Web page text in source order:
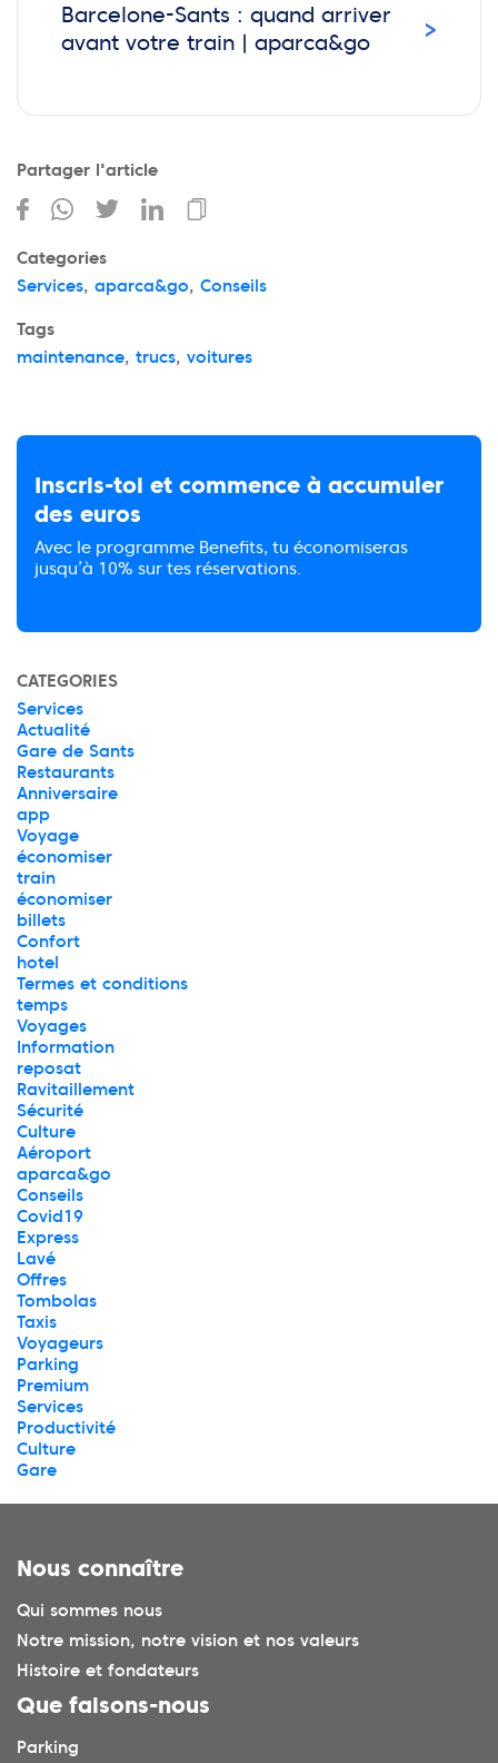
Barcelone-Sants : quand arriver
avant votre train | aparca&go
›
Partager l'article
Categories
Services, aparca&go, Conseils
Tags
maintenance, trucs, voitures
Inscris-toi et commence à accumuler
des euros
Avec le programme Benefits, tu économiseras
jusqu’à 10% sur tes réservations.
CATEGORIES
Services
Actualité
Gare de Sants
Restaurants
Anniversaire
app
Voyage
économiser
train
économiser
billets
Confort
hotel
Termes et conditions
temps
Voyages
Information
reposat
Ravitaillement
Sécurité
Culture
Aéroport
aparca&go
Conseils
Covid19
Express
Lavé
Offres
Tombolas
Taxis
Voyageurs
Parking
Premium
Services
Productivité
Culture
Gare
Nous connaître
Qui sommes nous
Notre mission, notre vision et nos valeurs
Histoire et fondateurs
Que faisons-nous
Parking